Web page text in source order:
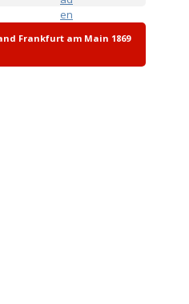
Frankfurt am Main 1869